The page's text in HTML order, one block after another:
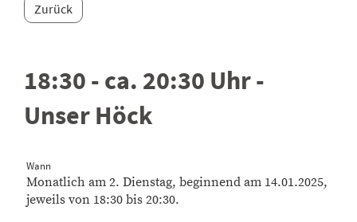
Zurück
18:30 - ca. 20:30 Uhr -
Unser Höck
Wann
Monatlich am 2. Dienstag, beginnend am 14.01.2025,
jeweils von 18:30 bis 20:30.